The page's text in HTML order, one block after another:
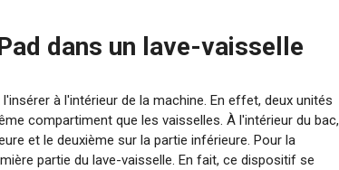
dans un lave-vaisselle
à l'intérieur de la machine. En effet, deux unités
compartiment que les vaisselles. À l'intérieur du bac,
et le deuxième sur la partie inférieure. Pour la
partie du lave-vaisselle. En fait, ce dispositif se